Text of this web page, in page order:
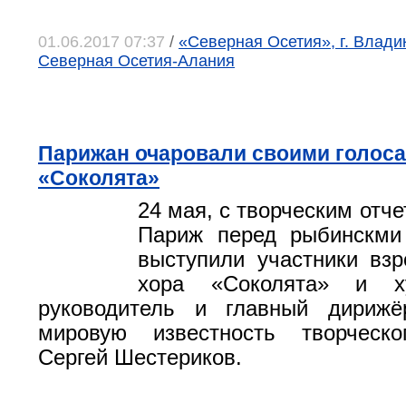
01.06.2017 07:37 / «Северная Осетия», г.
Северная Осетия-Алания
Парижан очаровали своими
«Соколята»
24 мая, с творческим
Париж перед
выступили участники
хора «Соколята» и
руководитель и главный
мировую известность
Сергей Шестериков.